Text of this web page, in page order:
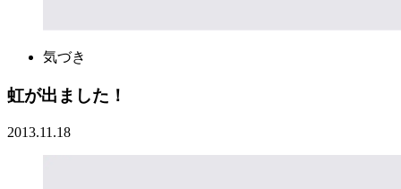
気づき
虹が出ました！
2013.11.18